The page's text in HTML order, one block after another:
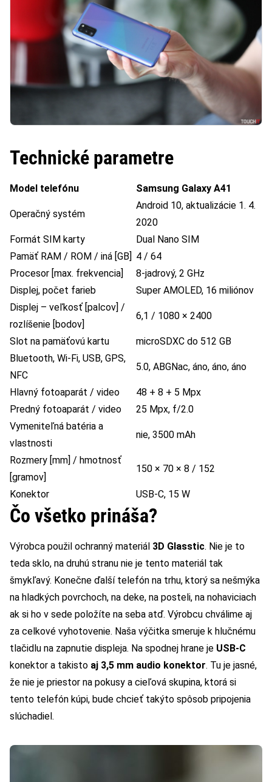
Technické parametre
Model telefónu Samsung Galaxy A41
Operačný systém
Android 10, aktualizácie 1. 4.
2020
Formát SIM karty
Dual Nano SIM
Pamäť RAM / ROM / iná [GB]
4 / 64
Procesor [max. frekvencia]
8-jadrový, 2 GHz
Displej, počet farieb
Super AMOLED, 16 miliónov
Displej – veľkosť [palcov] /
rozlíšenie [bodov]
6,1 / 1080 × 2400
Slot na pamäťovú kartu
microSDXC do 512 GB
Bluetooth, Wi-Fi, USB, GPS,
NFC
5.0, ABGNac, áno, áno, áno
Hlavný fotoaparát / video
48 + 8 + 5 Mpx
Predný fotoaparát / video
25 Mpx, f/2.0
Vymeniteľná batéria a
vlastnosti
nie, 3500 mAh
Rozmery [mm] / hmotnosť
[gramov]
150 × 70 × 8 / 152
Konektor USB-C, 15 W
Čo všetko prináša?
Výrobca použil ochranný materiál 3D Glasstic. Nie je to
teda sklo, na druhú stranu nie je tento materiál tak
šmykľavý. Konečne ďalší telefón na trhu, ktorý sa nešmýka
na hladkých povrchoch, na deke, na posteli, na nohaviciach
ak si ho v sede položíte na seba atď. Výrobcu chválime aj
za celkové vyhotovenie. Naša výčitka smeruje k hlučnému
tlačidlu na zapnutie displeja. Na spodnej hrane je USB-C
konektor a takisto aj 3,5 mm audio konektor. Tu je jasné,
že nie je priestor na pokusy a cieľová skupina, ktorá si
tento telefón kúpi, bude chcieť takýto spôsob pripojenia
slúchadiel.